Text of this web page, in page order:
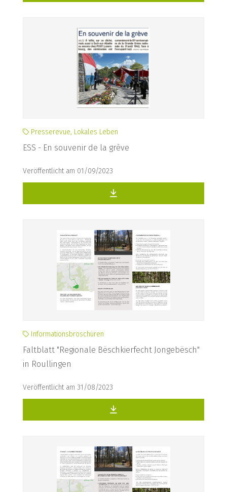
Presserevue, Lokales Leben
ESS - En souvenir de la grève
Veröffentlicht am 01/09/2023
Informationsbroschüren
Faltblatt "Regionale Bëschkierfecht Jongebësch"
in Roullingen
Veröffentlicht am 31/08/2023